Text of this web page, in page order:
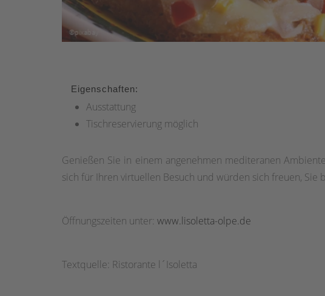
Eigenschaften:
Ausstattung
Tischreservierung möglich
Genießen Sie in einem angenehmen mediteranen
sich für Ihren virtuellen Besuch und würden sich freuen,
Öffnungszeiten unter: www.lisoletta-olpe.de
Textquelle: Ristorante l´Isoletta